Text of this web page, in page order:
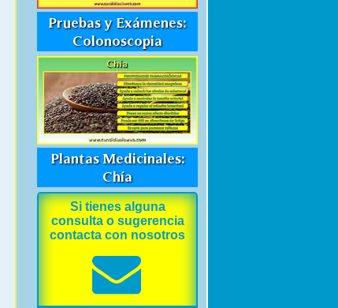
Pruebas y Exámenes:
Colonoscopia
Plantas Medicinales:
Chía
Si tienes alguna
consulta o sugerencia
contacta con nosotros